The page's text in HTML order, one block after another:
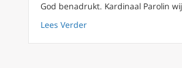
God benadrukt. Kardinaal Parolin
Lees Verderabout Theologie van de